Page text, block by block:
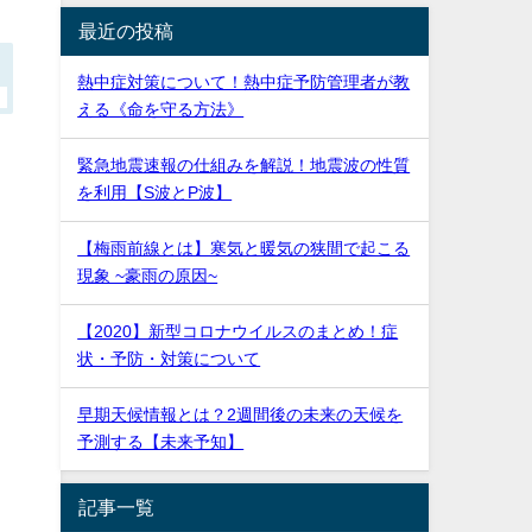
最近の投稿
熱中症対策について！熱中症予防管理者が教
える《命を守る方法》
緊急地震速報の仕組みを解説！地震波の性質
を利用【S波とP波】
【梅雨前線とは】寒気と暖気の狭間で起こる
現象 ~豪雨の原因~
【2020】新型コロナウイルスのまとめ！症
状・予防・対策について
早期天候情報とは？2週間後の未来の天候を
予測する【未来予知】
記事一覧